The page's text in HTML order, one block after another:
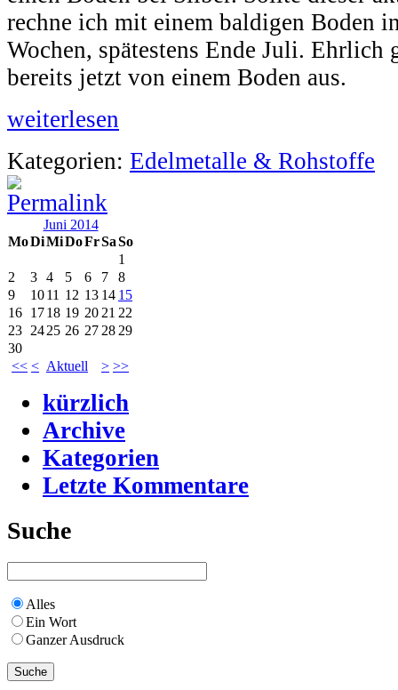
rechne ich mit einem baldigen Boden
Wochen, spätestens Ende Juli. Ehrlich
bereits jetzt von einem Boden aus.
weiterlesen
Kategorien: Edelmetalle & Rohstoffe
Juni 2014
MoDiMiDoFrSaSo
<< < Aktuell > >>
1
2
3 4 5 6 7
8
9
1011 12 13 14 15
16 1718 19 20 21 22
23 2425 26 27 28 29
30
kürzlich
Archive
Kategorien
Letzte Kommentare
Suche
Alles
Ein Wort
Ganzer Ausdruck